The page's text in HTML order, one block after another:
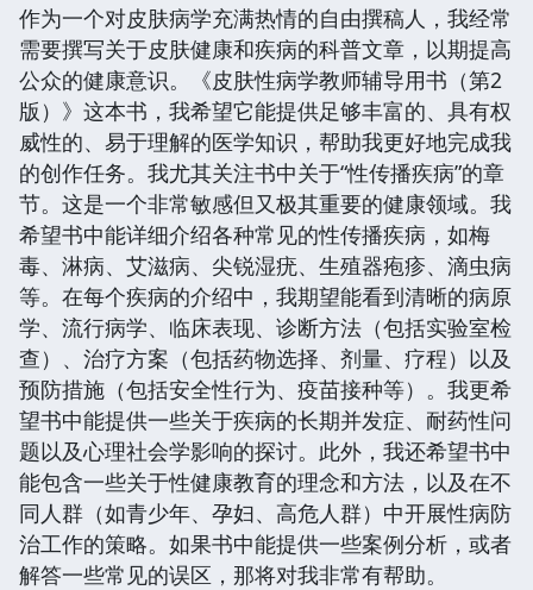
作为一个对皮肤病学充满热情的自由撰稿人，我经常
需要撰写关于皮肤健康和疾病的科普文章，以期提高
公众的健康意识。《皮肤性病学教师辅导用书（第2
版）》这本书，我希望它能提供足够丰富的、具有权
威性的、易于理解的医学知识，帮助我更好地完成我
的创作任务。我尤其关注书中关于“性传播疾病”的章
节。这是一个非常敏感但又极其重要的健康领域。我
希望书中能详细介绍各种常见的性传播疾病，如梅
毒、淋病、艾滋病、尖锐湿疣、生殖器疱疹、滴虫病
等。在每个疾病的介绍中，我期望能看到清晰的病原
学、流行病学、临床表现、诊断方法（包括实验室检
查）、治疗方案（包括药物选择、剂量、疗程）以及
预防措施（包括安全性行为、疫苗接种等）。我更希
望书中能提供一些关于疾病的长期并发症、耐药性问
题以及心理社会学影响的探讨。此外，我还希望书中
能包含一些关于性健康教育的理念和方法，以及在不
同人群（如青少年、孕妇、高危人群）中开展性病防
治工作的策略。如果书中能提供一些案例分析，或者
解答一些常见的误区，那将对我非常有帮助。